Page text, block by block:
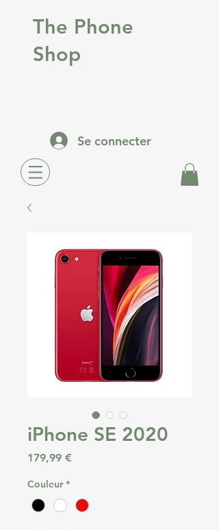
The Phone
Shop
Se connecter
iPhone SE 2020
179,99 €
Couleur *